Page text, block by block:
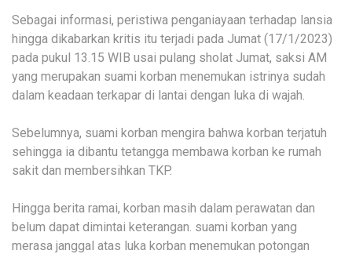
Sebagai informasi, peristiwa penganiayaan terhadap lansia
hingga dikabarkan kritis itu terjadi pada Jumat (17/1/2023)
pada pukul 13.15 WIB usai pulang sholat Jumat, saksi AM
yang merupakan suami korban menemukan istrinya sudah
dalam keadaan terkapar di lantai dengan luka di wajah.
Sebelumnya, suami korban mengira bahwa korban terjatuh
sehingga ia dibantu tetangga membawa korban ke rumah
sakit dan membersihkan TKP.
Hingga berita ramai, korban masih dalam perawatan dan
belum dapat dimintai keterangan. suami korban yang
merasa janggal atas luka korban menemukan potongan